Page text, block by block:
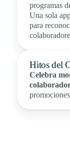
programas
Una sola
para
Hitos del
Celebra